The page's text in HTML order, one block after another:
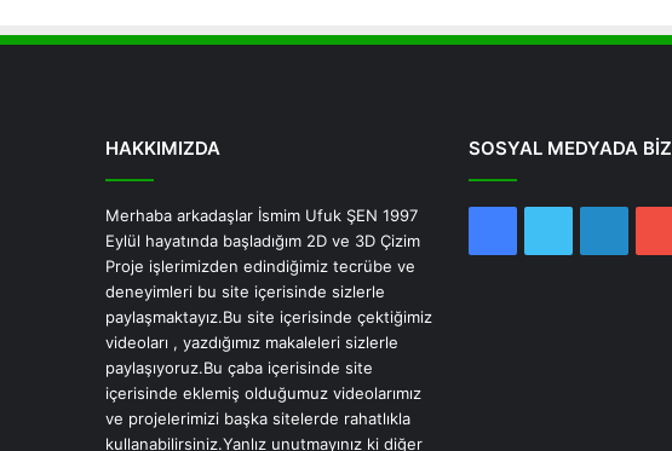
HAKKIMIZDA
Merhaba arkadaşlar İsmim Ufuk ŞEN 1997
Eylül hayatında başladığım 2D ve 3D Çizim
Proje işlerimizden edindiğimiz tecrübe ve
deneyimleri bu site içerisinde sizlerle
paylaşmaktayız.Bu site içerisinde çektiğimiz
videoları , yazdığımız makaleleri sizlerle
paylaşıyoruz.Bu çaba içerisinde site
içerisinde eklemiş olduğumuz videolarımız
ve projelerimizi başka sitelerde rahatlıkla
kullanabilirsiniz.Yanlız unutmayınız ki diğer
SOSYAL MEDYADA BİZ